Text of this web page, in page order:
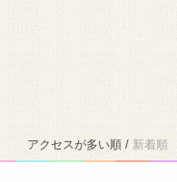
アクセスが多い順 / 新着順